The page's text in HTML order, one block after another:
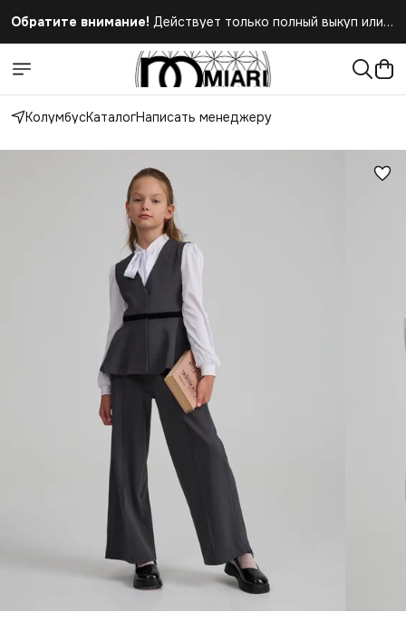
Обратите внимание! Действует только полный выкуп или
КолумбусКаталогНаписать менеджеру